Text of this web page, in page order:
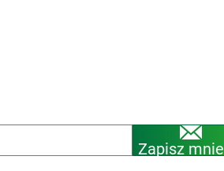
Zapisz mnie